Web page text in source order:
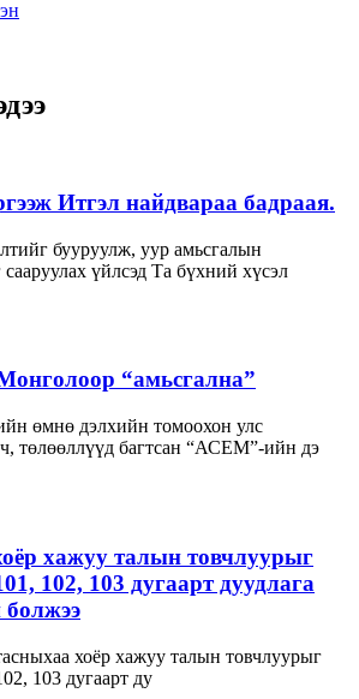
Итгэл найдвараа бадраая.
бууруулж, уур амьсгалын
үйлсэд Та бүхний хүсэл
“амьсгална”
өмнө дэлхийн томоохон улс
төлөөллүүд багтсан “АСЕМ”-ийн дэ
хажуу талын товчлуурыг
102, 103 дугаарт дуудлага
хоёр хажуу талын товчлуурыг
103 дугаарт ду